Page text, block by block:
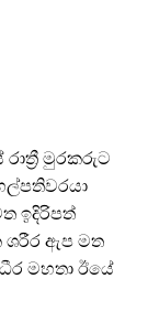
මුරකරුට
ඉදිරිපත්
ඇප මත
මහතා ඊයේ